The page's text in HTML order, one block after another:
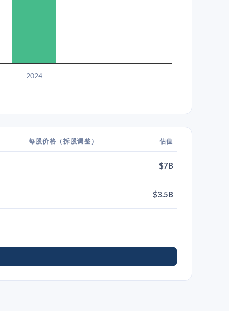
2024
每股价格（拆股调整） 估值
$7B
$3.5B